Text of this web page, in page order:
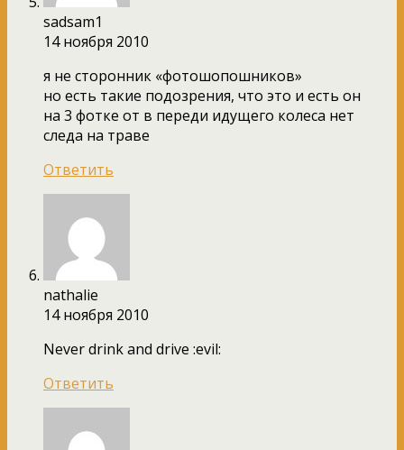
sadsam1
14 ноября 2010
я не сторонник «фотошопошников»
но есть такие подозрения, что это и есть он
на 3 фотке от в переди идущего колеса нет
следа на траве
Ответить
nathalie
14 ноября 2010
Never drink and drive :evil:
Ответить